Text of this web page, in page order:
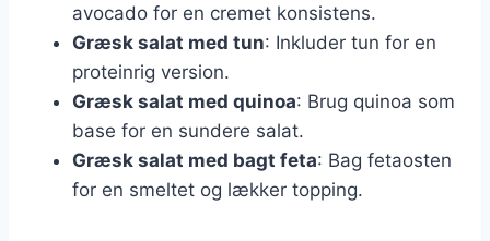
avocado for en cremet konsistens.
Græsk salat med tun: Inkluder tun for en
proteinrig version.
Græsk salat med quinoa: Brug quinoa som
base for en sundere salat.
Græsk salat med bagt feta: Bag fetaosten
for en smeltet og lækker topping.